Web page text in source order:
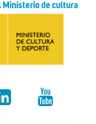
Ministerio de cultura